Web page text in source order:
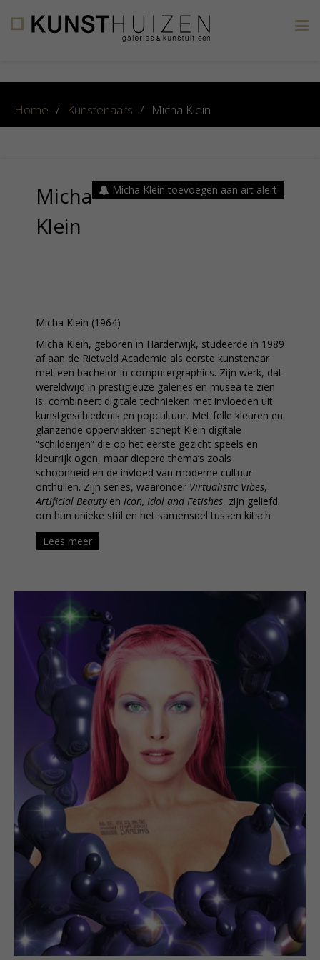
Home / Kunstenaars / Micha Klein
Micha Klein toevoegen aan art alert
Micha
Klein
Micha Klein (1964)
Micha Klein, geboren in Harderwijk, studeerde in 1989
af aan de Rietveld Academie als eerste kunstenaar
met een bachelor in computergraphics. Zijn werk, dat
wereldwijd in prestigieuze galeries en musea te zien
is, combineert digitale technieken met invloeden uit
kunstgeschiedenis en popcultuur. Met felle kleuren en
glanzende oppervlakken schept Klein digitale
“schilderijen” die op het eerste gezicht speels en
kleurrijk ogen, maar diepere thema’s zoals
schoonheid en de invloed van moderne cultuur
onthullen. Zijn series, waaronder Virtualistic Vibes,
Artificial Beautyen Icon, Idol and Fetishes, zijn geliefd
om hun unieke stijl en het samenspel tussen kitsch
en reflectie.
Naast zijn werk als kunstenaar maakte Klein naam
nachtleven en digitale cultuur. Het concept van een
‘Gesamtkunstwerk’, een kunstwerk dat verschillende
dimensies van het leven samenbrengt, is sterk
aanwezig in zijn oeuvre, waarin clubcultuur en
mystiek samenkomen.
Zijn werk is opgenomen in collecties van onder
andere het LACMA in Los Angeles, het Stedelijk
Museum Amsterdam en het Groninger Museum. In
1998 kreeg hij een grote overzichtstentoonstelling in
het Groninger Museum, gevolgd door exposities in
Londen, New York, Tokio en San Francisco.
Micha Klein (1964)
Micha Klein, born in Harderwijk, graduated in 1989
from the Rietveld Academy as the first artist to earn
a BA in computer graphics. His work, showcased
worldwide in prestigious galleries and museums,
combines digital techniques with influences from art
history and pop culture. Using vibrant colors and
glossy surfaces, Klein creates digital “paintings” that
appear playful and colorful at first glance, yet reveal
deeper themes of beauty and the impact of modern
culture. His series, including Virtualistic Vibes
Artificial
Beauty, and Icon, Idol and Fetishes
, are loved for their
Lees meer